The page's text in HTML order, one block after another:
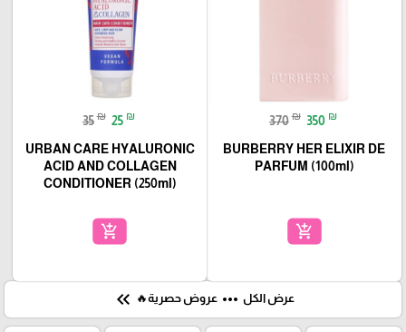
370 ₪ 350 ₪
BURBERRY HER ELIXIR DE
PARFUM (100ml)
add_shopping_cart
35 ₪ 25 ₪
URBAN CARE HYALURONIC
ACID AND COLLAGEN
CONDITIONER (250ml)
add_shopping_cart
عرض الكل more_horiz عروض حصرية🔥 keyboard_double_arrow_left